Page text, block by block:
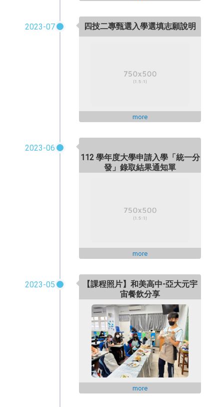
2023-07 四技二專甄選入學選填志願說明
more
2023-06
112 學年度大學申請入學「統一分
發」錄取結果通知單
more
2023-05
【課程照片】和美高中-亞大元宇
宙餐飲分享
more